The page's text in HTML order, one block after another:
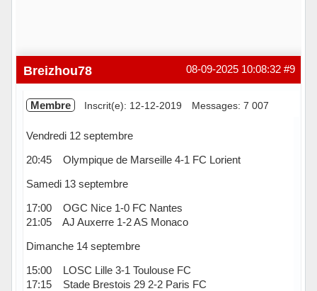
#9
08-09-2025 10:08:32
Breizhou78
Membre Inscrit(e): 12-12-2019 Messages: 7 007
Vendredi 12 septembre
20:45 Olympique de Marseille 4-1 FC Lorient
Samedi 13 septembre
17:00 OGC Nice 1-0 FC Nantes
21:05 AJ Auxerre 1-2 AS Monaco
Dimanche 14 septembre
15:00 LOSC Lille 3-1 Toulouse FC
17:15 Stade Brestois 29 2-2 Paris FC